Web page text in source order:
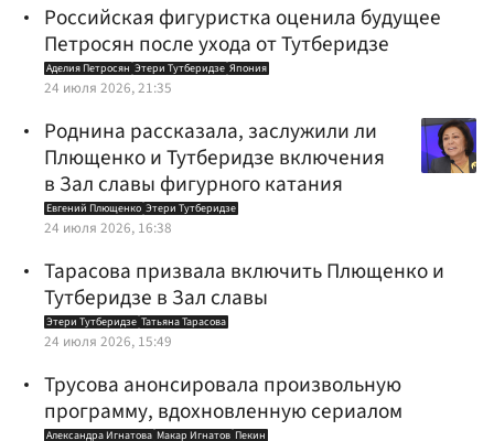
Российская фигуристка оценила будущее
Петросян после ухода от Тутберидзе
Аделия Петросян Этери Тутберидзе Япония
24 июля 2026, 21:35
Роднина рассказала, заслужили ли
Плющенко и Тутберидзе включения
в Зал славы фигурного катания
Евгений Плющенко Этери Тутберидзе
24 июля 2026, 16:38
Тарасова призвала включить Плющенко и
Тутберидзе в Зал славы
Этери Тутберидзе Татьяна Тарасова
24 июля 2026, 15:49
Трусова анонсировала произвольную
программу, вдохновленную сериалом
Александра Игнатова Макар Игнатов Пекин